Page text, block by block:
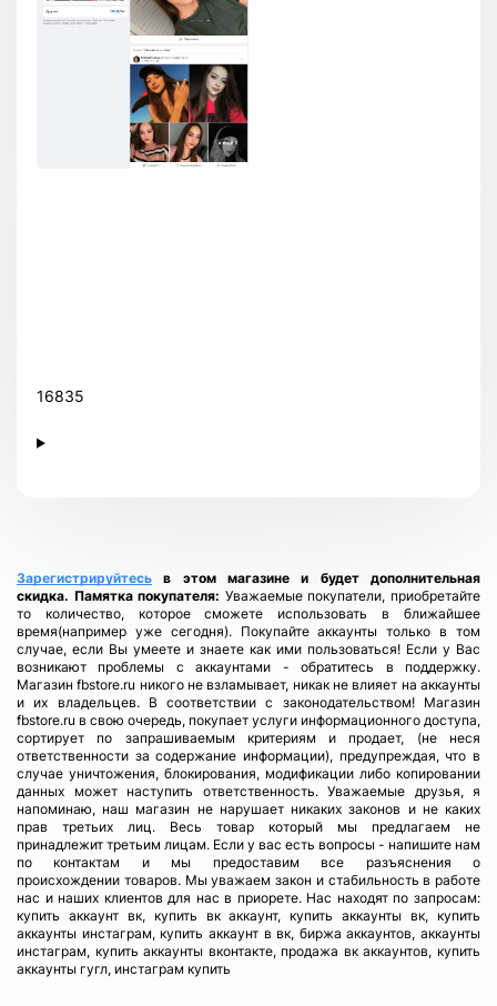
16835
Зарегистрируйтесь
в этом магазине и будет дополнительная
скидка. Памятка покупателя: Уважаемые покупатели, приобретайте
то количество, которое сможете использовать в ближайшее
время(например уже сегодня). Покупайте аккаунты только в том
случае, если Вы умеете и знаете как ими пользоваться! Если у Вас
возникают проблемы с аккаунтами - обратитесь в поддержку.
Магазин fbstore.ru никого не взламывает, никак не влияет на аккаунты
и их владельцев. В соответствии с законодательством! Магазин
fbstore.ru в свою очередь, покупает услуги информационного доступа,
сортирует по запрашиваемым критериям и продает, (не неся
ответственности за содержание информации), предупреждая, что в
случае уничтожения, блокирования, модификации либо копировании
данных может наступить ответственность. Уважаемые друзья, я
напоминаю, наш магазин не нарушает никаких законов и не каких
прав третьих лиц. Весь товар который мы предлагаем не
принадлежит третьим лицам. Если у вас есть вопросы - напишите нам
по контактам и мы предоставим все разъяснения о
происхождении товаров. Мы уважаем закон и стабильность в работе
нас и наших клиентов для нас в приорете. Нас находят по запросам:
купить аккаунт вк, купить вк аккаунт, купить аккаунты вк, купить
аккаунты инстаграм, купить аккаунт в вк, биржа аккаунтов, аккаунты
инстаграм, купить аккаунты вконтакте, продажа вк аккаунтов, купить
аккаунты гугл, инстаграм купить